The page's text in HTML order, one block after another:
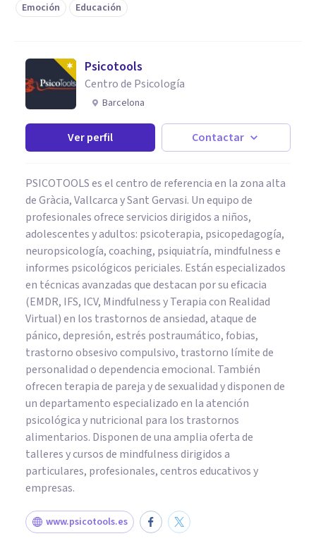
Emoción
Educación
Psicotools
Centro de Psicología
Barcelona
Ver perfil Contactar
PSICOTOOLS es el centro de referencia en la zona alta
de Gràcia, Vallcarca y Sant Gervasi. Un equipo de
profesionales ofrece servicios dirigidos a niños,
adolescentes y adultos: psicoterapia, psicopedagogía,
neuropsicología, coaching, psiquiatría, mindfulness e
informes psicológicos periciales. Están especializados
en técnicas avanzadas que destacan por su eficacia
(EMDR, IFS, ICV, Mindfulness y Terapia con Realidad
Virtual) en los trastornos de ansiedad, ataque de
pánico, depresión, estrés postraumático, fobias,
trastorno obsesivo compulsivo, trastorno límite de
personalidad o dependencia emocional. También
ofrecen terapia de pareja y de sexualidad y disponen de
un departamento especializado en la atención
psicológica y nutricional para los trastornos
alimentarios. Disponen de una amplia oferta de
talleres y cursos de mindfulness dirigidos a
particulares, profesionales, centros educativos y
empresas.
www.psicotools.es